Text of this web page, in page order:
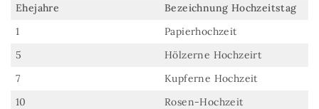
Ehejahre
Bezeichnung Hochzeitstag
1
Papierhochzeit
5
Hölzerne Hochzeirt
7
Kupferne Hochzeit
10
Rosen-Hochzeit